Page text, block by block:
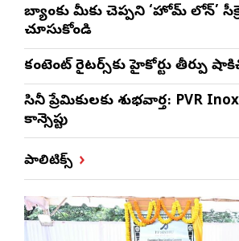
బ్యాంకు మీకు చెప్పని ‘హోమ్ లోన్’
చూసుకోండి
కంటెంట్ రైటర్స్‌కు హైకోర్టు తీర్పు
సినీ ప్రేమికులకు శుభవార్త: PVR
కాన్సెప్టు
పాలిటిక్స్